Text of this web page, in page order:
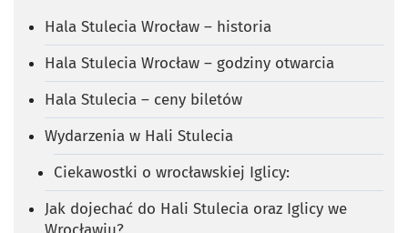
Hala Stulecia Wrocław – historia
Hala Stulecia Wrocław – godziny otwarcia
Hala Stulecia – ceny biletów
Wydarzenia w Hali Stulecia
Ciekawostki o wrocławskiej Iglicy:
Jak dojechać do Hali Stulecia oraz Iglicy we